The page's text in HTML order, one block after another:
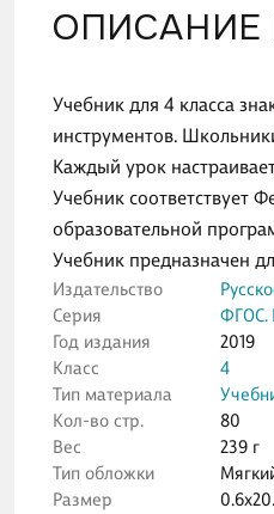
ОПИСАНИЕ
Учебник для 4 класса
инструментов.
Каждый урок
Учебник соответствует
образовательной
Учебник предназначен
Издательство
Серия
ФГОС.
Год издания
2019
Класс
4
Тип материала
Кол-во стр.
80
Вес
239 г
Тип обложки
Размер